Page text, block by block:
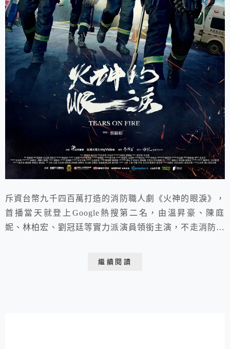
斥資台幣九千四百萬打造的消防職人劇《火神的眼淚》，
首播當天就登上Google熱搜第二名，由溫昇豪、陳庭
妮、林柏宏、劉冠廷等實力派演員領銜主演，不走消防劇
繼續閱讀